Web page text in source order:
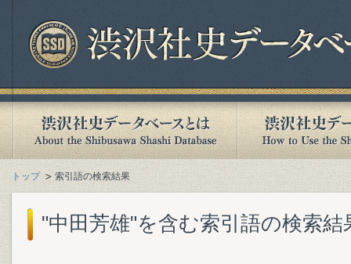
トップ 索引語の検索結果
"中田芳雄"を含む索引語の検索結